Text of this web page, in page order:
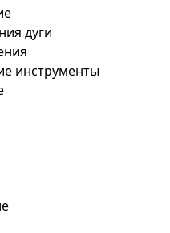
дуги
инструменты